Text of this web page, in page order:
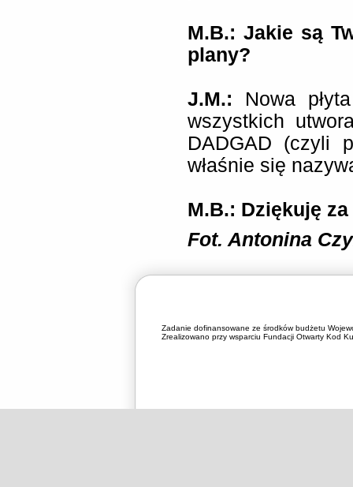
M.B.: Jakie są
plany?
J.M.: Nowa
wszystkich
DADGAD (czyli
właśnie się
M.B.: Dziękuję
Fot. Antonina
Zadanie dofinansowane ze środków budżetu
Zrealizowano przy wsparciu Fundacji Otwarty Kod